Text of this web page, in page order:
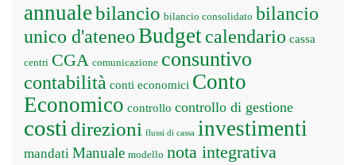
annualebilancio bilancio consolidato bilancio
unico d'ateneoBudgetcalendario cassa
centri CGA comunicazione consuntivo
contabilità conti economici Conto
Economico controllo controllo di gestione
costi direzioni flussi di cassa investimenti
mandati Manuale modello nota integrativa